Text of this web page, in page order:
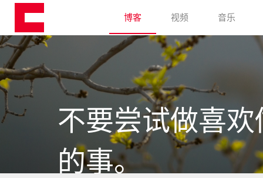
博客 视频 音乐
不要尝试做喜
的事。